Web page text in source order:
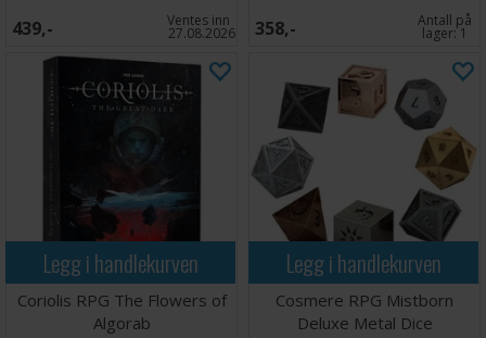
439,- Ventes inn
27.08.2026 358,- Antall på
lager:1
Legg i handlekurven
Coriolis RPG The Flowers of
Algorab
Legg i handlekurven
Cosmere RPG Mistborn
Deluxe Metal Dice